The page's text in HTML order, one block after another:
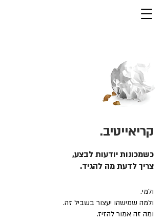
קריאייטיב.
כשמכונות יודעות לבצע,
צריך לדעת מה להגיד.
ולמי.
ולמה שמישהו יעצור בשביל זה.
ומה זה אמור להזיז.